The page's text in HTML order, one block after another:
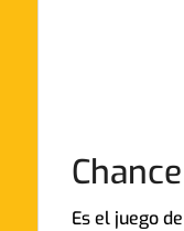
Chance
Es el juego